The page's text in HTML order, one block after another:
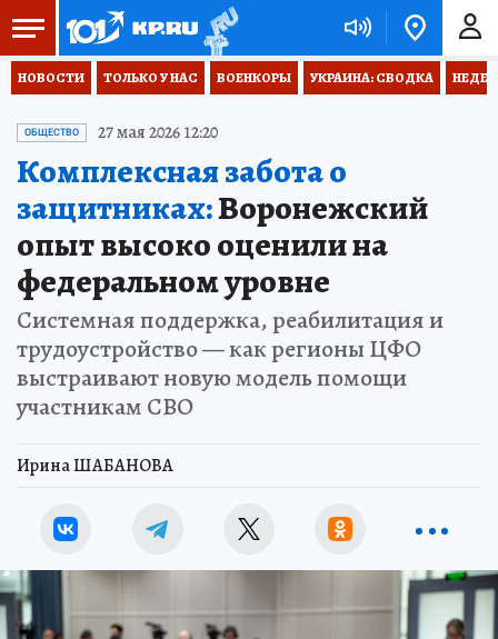
НОВОСТИ ТОЛЬКО У НАС ВОЕНКОРЫ УКРАИНА: СВОДКА
ОБЩЕСТВО 27 мая 2026 12:20
Комплексная забота о
защитниках:Воронежский
опыт высоко оценили на
федеральном уровне
Системная поддержка, реабилитация и
трудоустройство — как регионы ЦФО
выстраивают новую модель помощи
участникам СВО
Ирина ШАБАНОВА